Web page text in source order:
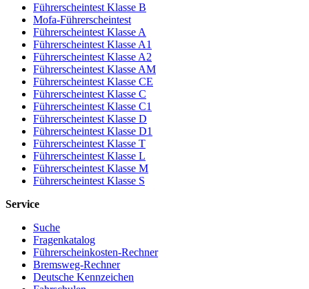
Führerscheintest Klasse B
Mofa-Führerscheintest
Führerscheintest Klasse A
Führerscheintest Klasse A1
Führerscheintest Klasse A2
Führerscheintest Klasse AM
Führerscheintest Klasse CE
Führerscheintest Klasse C
Führerscheintest Klasse C1
Führerscheintest Klasse D
Führerscheintest Klasse D1
Führerscheintest Klasse T
Führerscheintest Klasse L
Führerscheintest Klasse M
Führerscheintest Klasse S
Service
Suche
Fragenkatalog
Führerscheinkosten-Rechner
Bremsweg-Rechner
Deutsche Kennzeichen